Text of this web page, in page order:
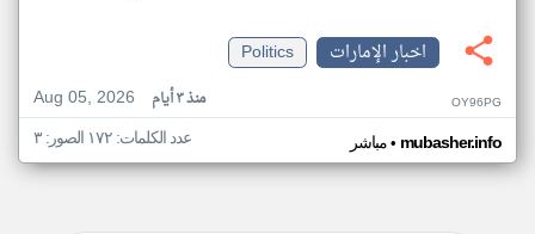
اخبار الإمارات
Politics
Aug 05, 2026
منذ ٣ أيام OY96PG
مباشر• mubasher.info عدد الكلمات: ١٧٢ الصور: ٣